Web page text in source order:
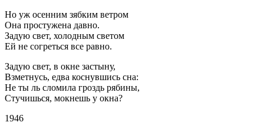
Но уж осенним зябким ветром
Она простужена давно.
Задую свет, холодным светом
Ей не согреться все равно.
Задую свет, в окне застыну,
Взметнусь, едва коснувшись сна:
Не ты ль сломила гроздь рябины,
Стучишься, мокнешь у окна?
1946